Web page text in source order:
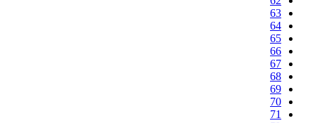
63
64
65
66
67
68
69
70
71